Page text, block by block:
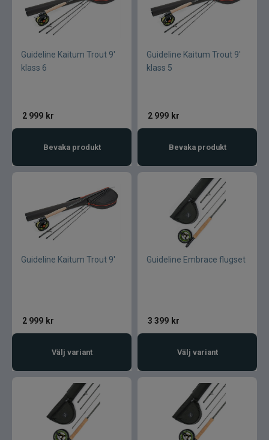
Guideline Kaitum Trout 9'
klass 6
2 999 kr
Bevaka produkt
Guideline Kaitum Trout 9'
klass 5
2 999 kr
Bevaka produkt
Guideline Kaitum Trout 9'
2 999 kr
Välj variant
Guideline Embrace flugset
3 399 kr
Välj variant